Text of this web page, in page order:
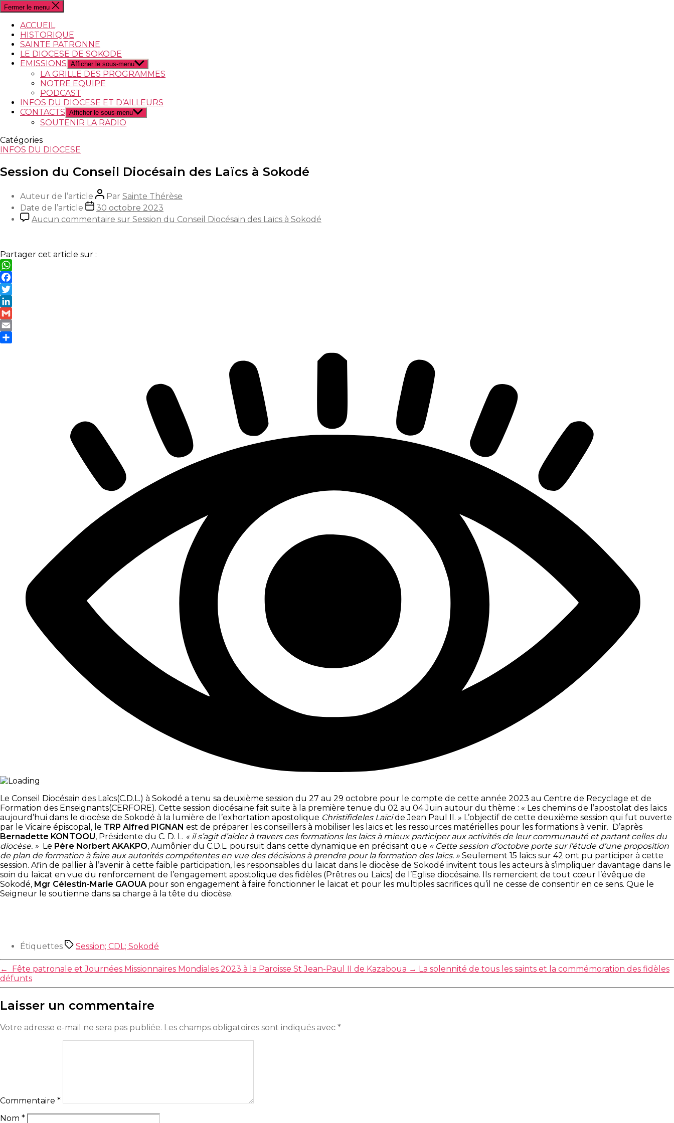
Fermer le menu
ACCUEIL
HISTORIQUE
SAINTE PATRONNE
LE DIOCESE DE SOKODE
EMISSIONS Afficher le sous-menu
LA GRILLE DES PROGRAMMES
NOTRE EQUIPE
PODCAST
INFOS DU DIOCESE ET D’AILLEURS
CONTACTS Afficher le sous-menu
SOUTENIR LA RADIO
Catégories
INFOS DU DIOCESE
Session du Conseil Diocésain des Laïcs à Sokodé
Auteur de l’article Par Sainte Thérèse
Date de l’article
30 octobre 2023
Aucun commentaire sur Session du Conseil Diocésain des Laïcs à Sokodé
Partager cet article sur :
WhatsApp
Facebook
Twitter
LinkedIn
Gmail
Email
Le Conseil Diocésain des Laïcs(C.D.L.) à Sokodé a tenu sa deuxième session du 27 au 29 octobre pour le compte de cette année 2023 au Centre de Recyclage et de
Formation des Enseignants(CERFORE). Cette session diocésaine fait suite à la première tenue du 02 au 04 Juin autour du thème : « Les chemins de l’apostolat des laïcs
aujourd’hui dans le diocèse de Sokodé à la lumière de l’exhortation apostolique Christifideles Laïcide Jean Paul II. » L’objectif de cette deuxième session qui fut ouverte
par le Vicaire épiscopal, le TRP Alfred PIGNAN est de préparer les conseillers à mobiliser les laïcs et les ressources matérielles pour les formations à venir. D’après
Bernadette KONTOOU, Présidente du C. D. L. « il s’agit d’aider à travers ces formations les laïcs à mieux participer aux activités de leur communauté et partant celles du
diocèse. » Le Père Norbert AKAKPO, Aumônier du C.D.L. poursuit dans cette dynamique en précisant que « Cette session d’octobre porte sur l’étude d’une proposition
de plan de formation à faire aux autorités compétentes en vue des décisions à prendre pour la formation des laïcs. » Seulement 15 laïcs sur 42 ont pu participer à cette
session. Afin de pallier à l’avenir à cette faible participation, les responsables du laïcat dans le diocèse de Sokodé invitent tous les acteurs à s’impliquer davantage dans le
soin du laïcat en vue du renforcement de l’engagement apostolique des fidèles (Prêtres ou Laïcs) de l’Eglise diocésaine. Ils remercient de tout cœur l’évêque de
Sokodé, Mgr Célestin-Marie GAOUA pour son engagement à faire fonctionner le laïcat et pour les multiples sacrifices qu’il ne cesse de consentir en ce sens. Que le
Seigneur le soutienne dans sa charge à la tête du diocèse.
Étiquettes Session; CDL; Sokodé
← Fête patronale et Journées Missionnaires Mondiales 2023 à la Paroisse St Jean-Paul II de Kazaboua → La solennité de tous les saints et la commémoration des fidèles
défunts
Laisser un commentaire
Votre adresse e-mail ne sera pas publiée. Les champs obligatoires sont indiqués avec *
Commentaire *
Nom *